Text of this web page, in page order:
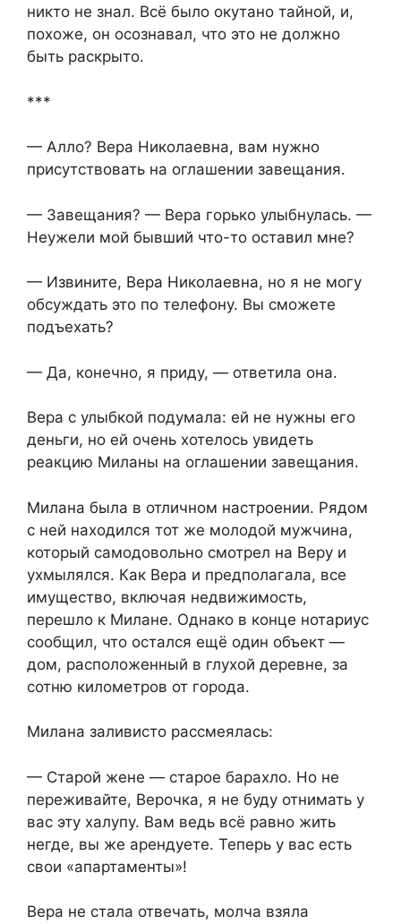
никто не знал. Всё было окутано тайной, и,
похоже, он осознавал, что это не должно
быть раскрыто.
***
— Алло? Вера Николаевна, вам нужно
присутствовать на оглашении завещания.
— Завещания? — Вера горько улыбнулась. —
Неужели мой бывший что-то оставил мне?
— Извините, Вера Николаевна, но я не могу
обсуждать это по телефону. Вы сможете
подъехать?
— Да, конечно, я приду, — ответила она.
Вера с улыбкой подумала: ей не нужны его
деньги, но ей очень хотелось увидеть
реакцию Миланы на оглашении завещания.
Милана была в отличном настроении. Рядом
с ней находился тот же молодой мужчина,
который самодовольно смотрел на Веру и
ухмылялся. Как Вера и предполагала, все
имущество, включая недвижимость,
перешло к Милане. Однако в конце нотариус
сообщил, что остался ещё один объект —
дом, расположенный в глухой деревне, за
сотню километров от города.
Милана заливисто рассмеялась:
— Старой жене — старое барахло. Но не
переживайте, Верочка, я не буду отнимать у
вас эту халупу. Вам ведь всё равно жить
негде, вы же арендуете. Теперь у вас есть
свои «апартаменты»!
Вера не стала отвечать, молча взяла